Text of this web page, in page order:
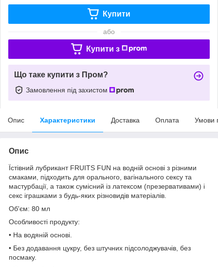
Купити
або
Купити з
Що таке купити з Пром?
Замовлення під захистом
Опис Характеристики Доставка Оплата Умови
Опис
Їстівний лубрикант FRUITS FUN на водній основі з різними
смаками, підходить для орального, вагінального сексу та
мастурбації, а також сумісний із латексом (презервативами) і
секс іграшками з будь-яких різновидів матеріалів.
Об'єм: 80 мл
Особливості продукту:
• На водяній основі.
• Без додавання цукру, без штучних підсолоджувачів, без
посмаку.